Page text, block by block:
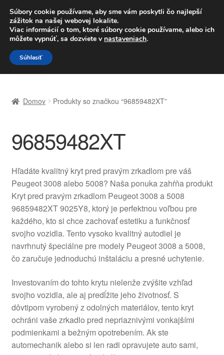
DOPRAVA od 6 EUR
Po–Pi 09:00–16:00 233 221 276
Preskočiť
na
navigáciu
Preskočiť
na
obsah
Celosvetová preprava
Doprava
Košík
Môj účet
O nás
Ochrana osobních údajů
Platby
Pokladňa
Domov Produkty so značkou “96859482XT”
96859482XT
Hľadáte kvalitný kryt pred pravým zrkadlom pre váš
Peugeot 3008 alebo 5008? Naša ponuka zahŕňa produkt
Kryt pred pravým zrkadlom Peugeot 3008 a 5008
96859482XT 9025Y8, ktorý je perfektnou voľbou pre
každého, kto si chce zachovať estetiku a funkčnosť
svojho vozidla. Tento vysoko kvalitný autodiel je
navrhnutý špeciálne pre modely Peugeot 3008 a 5008,
čo zaručuje jednoduchú inštaláciu a presné uchytenie.
Investovaním do tohto krytu nielenže zvýšite vzhľad
svojho vozidla, ale aj predĺžite jeho životnosť. S
dôvtipom vyrobený z odolných materiálov, tento kryt
ochráni vaše zrkadlo pred nepriaznivými vonkajšími
podmienkami a bežným opotrebením. Ak ste
automechanik alebo si len radi opravujete auto sami,
Súbory cookie používame, aby sme vám poskytli čo najlepší
zážitok na našej webovej lokalite.
Viac informácií o tom, ktoré súbory cookie používame, alebo ich
môžete vypnúť, sa dozviete v nastaveniach.
Súhlasiť